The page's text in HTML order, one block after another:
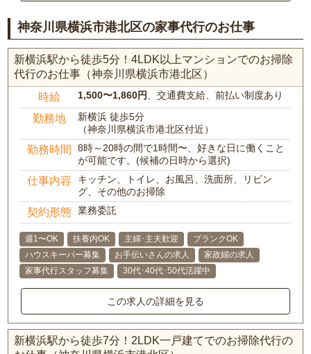
神奈川県横浜市港北区の家事代行のお仕事
新横浜駅から徒歩5分！4LDK以上マンションでのお掃除
代行のお仕事（神奈川県横浜市港北区）
時給 1,500〜1,860円 、交通費支給、前払い制度あり
勤務地
新横浜 徒歩5分
（神奈川県横浜市港北区付近）
勤務時間
8時～20時の間で1時間〜、好きな日に働くこと
が可能です。(候補の日時から選択)
仕事内容
キッチン、トイレ、お風呂、洗面所、リビン
グ、その他のお掃除
契約形態 業務委託
週1〜OK 扶養内OK 主婦･主夫歓迎
ブランクOK
ハウスキーパー募集
お手伝いさんの求人
家政婦の求人
家事代行スタッフ募集
30代･40代･50代活躍中
この求人の詳細を見る
新横浜駅から徒歩7分！2LDK一戸建てでのお掃除代行の